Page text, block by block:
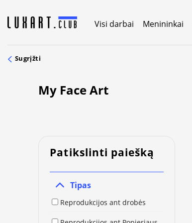
content
Visi darbai Menininkai
Sugrįžti
My Face Art
Patikslinti paiešką
Tipas
Reprodukcijos ant drobės